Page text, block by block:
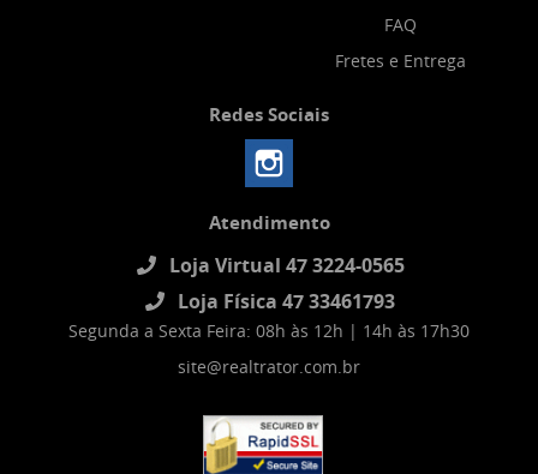
FAQ
Fretes e Entrega
Redes Sociais
Atendimento
Loja Virtual 47 3224-0565
Loja Física 47 33461793
Segunda a Sexta Feira: 08h às 12h | 14h às 17h30
site@realtrator.com.br